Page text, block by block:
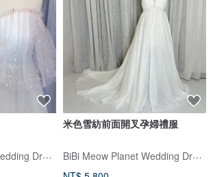
BiBi Meow Planet Wedding Dress
米色雪紡前面開叉孕婦禮服
BiBi Meow Planet Wedding Dress